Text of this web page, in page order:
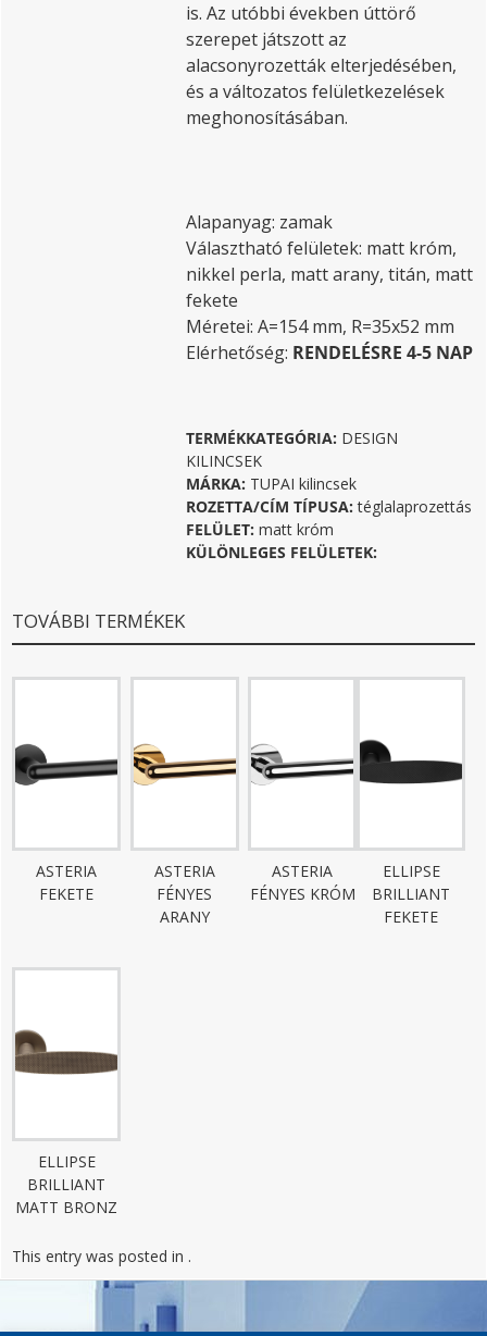
is. Az utóbbi években úttörő
szerepet játszott az
alacsonyrozetták elterjedésében,
és a változatos felületkezelések
meghonosításában.
Alapanyag: zamak
Választható felületek: matt króm,
nikkel perla, matt arany, titán, matt
fekete
Méretei: A=154 mm, R=35x52 mm
Elérhetőség: RENDELÉSRE 4-5 NAP
TERMÉKKATEGÓRIA: DESIGN
KILINCSEK
MÁRKA: TUPAI kilincsek
ROZETTA/CÍM TÍPUSA:téglalaprozettás
FELÜLET: matt króm
KÜLÖNLEGES FELÜLETEK:
TOVÁBBI TERMÉKEK
ASTERIA
FEKETE
ASTERIA
FÉNYES
ARANY
ASTERIA
FÉNYES KRÓM
ELLIPSE
BRILLIANT
FEKETE
ELLIPSE
BRILLIANT
MATT BRONZ
This entry was posted in .
Post